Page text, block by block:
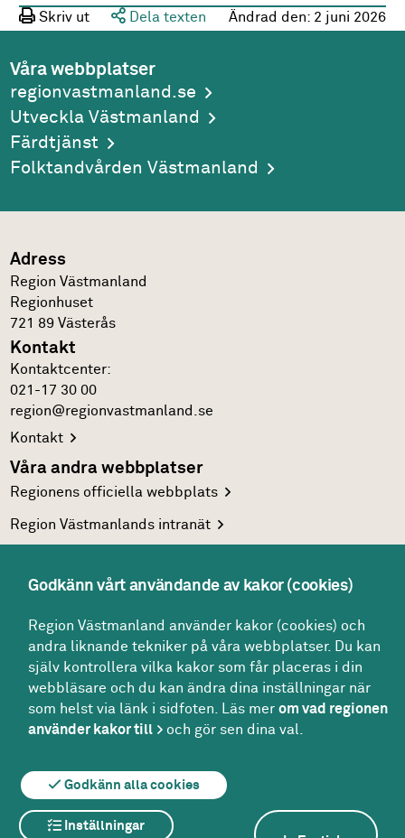
Skriv ut Dela texten Ändrad den: 2 juni 2026
Våra webbplatser
regionvastmanland.se
Utveckla Västmanland
Färdtjänst
Folktandvården Västmanland
Adress
Region Västmanland
Regionhuset
721 89 Västerås
Kontakt
Kontakt­center:
021-17 30 00
region@regionvastmanland.se
Kontakt
Våra andra webbplatser
Regionens officiellawebbplats
Region Västmanlandsintranät
Facebook
Twitter
Youtube
Godkänn vårt användande av kakor (cookies)
Region Västmanland använder kakor (cookies) och
andra liknande tekniker på våra webbplatser. Du kan
själv kontrollera vilka kakor som får placeras i din
webbläsare och du kan ändra dina inställningar när
som helst via länk i sidfoten. Läs merom vad regionen
använder kakor till
och gör sen dina val.
Godkänn alla cookies
Inställningar